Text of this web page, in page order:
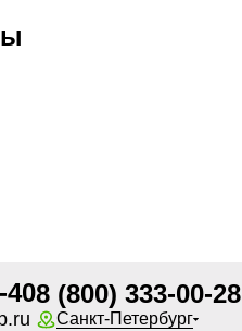
408 (800) 333-00-28
Санкт-Петербург